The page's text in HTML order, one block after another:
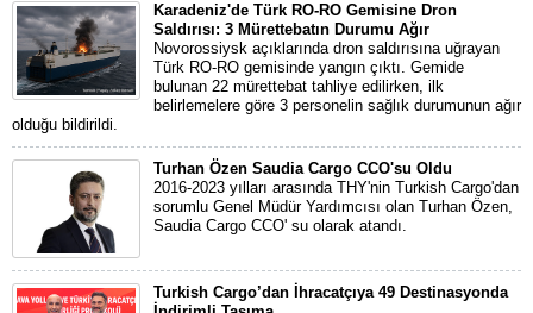
Karadeniz'de Türk RO-RO Gemisine Dron
Saldırısı: 3 Mürettebatın Durumu Ağır
Novorossiysk açıklarında dron saldırısına uğrayan
Türk RO-RO gemisinde yangın çıktı. Gemide
bulunan 22 mürettebat tahliye edilirken, ilk
belirlemelere göre 3 personelin sağlık durumunun ağır
olduğu bildirildi.
Turhan Özen Saudia Cargo CCO'su Oldu
2016-2023 yılları arasında THY'nin Turkish Cargo'dan
sorumlu Genel Müdür Yardımcısı olan Turhan Özen,
Saudia Cargo CCO' su olarak atandı.
Turkish Cargo’dan İhracatçıya 49 Destinasyonda